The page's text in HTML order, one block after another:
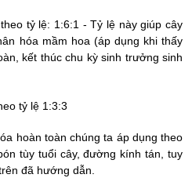
tỷ lệ: 1:6:1 - Tỷ lệ này giúp cây
hóa mầm hoa (áp dụng khi thấy
kết thúc chu kỳ sinh trưởng sinh
tỷ lệ 1:3:3
hoàn toàn chúng ta áp dụng theo
tùy tuổi cây, đường kính tán, tuy
đã hướng dẫn.